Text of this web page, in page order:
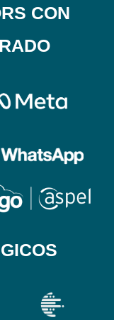
CON